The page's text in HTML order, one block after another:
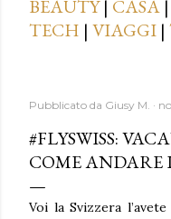
BEAUTY| CASA |
TECH | VIAGGI |
Pubblicato da Giusy M.
#FLYSWISS:
COME ANDARE
Voi la Svizzera